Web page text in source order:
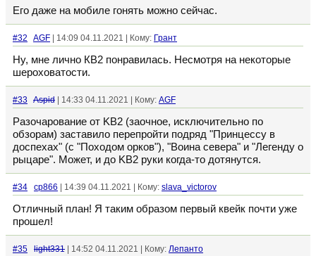
Его даже на мобиле гонять можно сейчас.
#32 AGF | 14:09 04.11.2021 | Кому: Грант
Ну, мне лично КВ2 понравилась. Несмотря на некоторые
шероховатости.
#33 Aspid | 14:33 04.11.2021 | Кому: AGF
Разочарование от KB2 (заочное, исключительно по
обзорам) заставило перепройти подряд "Принцессу в
доспехах" (с "Походом орков"), "Воина севера" и "Легенду о
рыцаре". Может, и до KB2 руки когда-то дотянутся.
#34 cp866 | 14:39 04.11.2021 | Кому: slava_victorov
Отличный план! Я таким образом первый квейк почти уже
прошел!
#35 light331 | 14:52 04.11.2021 | Кому: Лепанто